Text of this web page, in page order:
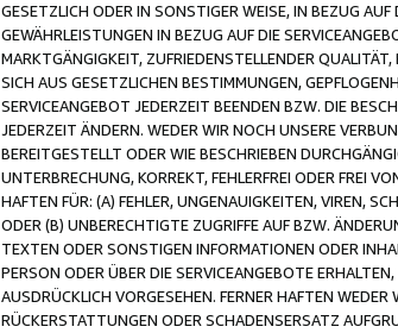
GESETZLICH ODER IN SONSTIGER WEISE, IN BEZUG
GEWÄHRLEISTUNGEN IN BEZUG AUF DIE
MARKTGÄNGIGKEIT, ZUFRIEDENSTELLENDER
SICH AUS GESETZLICHEN BESTIMMUNGEN,
SERVICEANGEBOT JEDERZEIT BEENDEN BZW. DIE
JEDERZEIT ÄNDERN. WEDER WIR NOCH UNSERE
BEREITGESTELLT ODER WIE BESCHRIEBEN
UNTERBRECHUNG, KORREKT, FEHLERFREI ODER FREI
HAFTEN FÜR: (A) FEHLER, UNGENAUIGKEITEN, VIREN,
ODER (B) UNBERECHTIGTE ZUGRIFFE AUF BZW.
TEXTEN ODER SONSTIGEN INFORMATIONEN ODER
PERSON ODER ÜBER DIE SERVICEANGEBOTE
AUSDRÜCKLICH VORGESEHEN. FERNER HAFTEN
RÜCKERSTATTUNGEN ODER SCHADENSERSATZ